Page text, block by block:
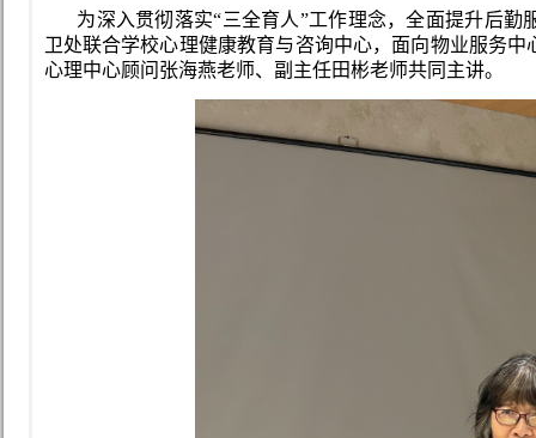
为深入贯彻落实“三全育人”工作理念，全面提升后
卫处联合学校心理健康教育与咨询中心，面向物业服务
心理中心顾问张海燕老师、副主任田彬老师共同主讲。